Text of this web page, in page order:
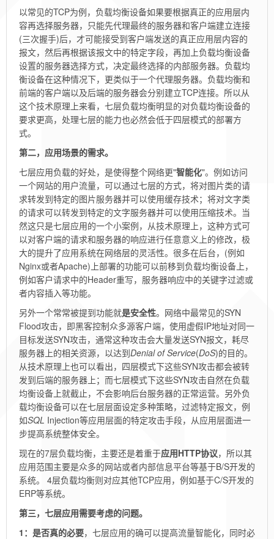
以常见的TCP为例，负载均衡设备如果要根据真正的应用层内
容再选择服务器，只能先代理最终的服务器和客户端建立连接
(三次握手)后，才可能接受到客户端发送的真正应用层内容的
报文，然后再根据该报文中的特定字段，再加上负载均衡设备
设置的服务器选择方式，决定最终选择的内部服务器。负载均
衡设备在这种情况下，更类似于一个代理服务器。负载均衡和
前端的客户端以及后端的服务器会分别建立TCP连接。所以从
这个技术原理上来看，七层负载均衡明显的对负载均衡设备的
要求更高，处理七层的能力也必然会低于四层模式的部署方
式。
第二，应用场景的需求。
七层应用负载的好处，是使得整个网络更"智能化"。例如访问
一个网站的用户流量，可以通过七层的方式，将对图片类的请
求转发到特定的图片服务器并可以使用缓存技术；将对文字类
的请求可以转发到特定的文字服务器并可以使用压缩技术。当
然这只是七层应用的一个小案例，从技术原理上，这种方式可
以对客户端的请求和服务器的响应进行任意意义上的修改，极
大的提升了应用系统在网络层的灵活性。很多在后台，(例如
Nginx或者Apache)上部署的功能可以前移到负载均衡设备上，
例如客户请求中的Header重写，服务器响应中的关键字过滤或
者内容插入等功能。
另外一个常常被提到功能就是安全性。网络中最常见的SYN
Flood攻击，即黑客控制众多源客户端，使用虚假IP地址对同一
目标发送SYN攻击，通常这种攻击会大量发送SYN报文，耗尽
服务器上的相关资源，以达到Denial of Service(DoS)的目的。
从技术原理上也可以看出，四层模式下这些SYN攻击都会被转
发到后端的服务器上；而七层模式下这些SYN攻击自然在负载
均衡设备上就截止，不会影响后台服务器的正常运营。另外负
载均衡设备可以在七层层面设定多种策略，过滤特定报文，例
如SQL Injection等应用层面的特定攻击手段，从应用层面进一
步提高系统整体安全。
现在的7层负载均衡，主要还是着重于应用HTTP协议，所以其
应用范围主要是众多的网站或者内部信息平台等基于B/S开发的
系统。 4层负载均衡则对应其他TCP应用，例如基于C/S开发的
ERP等系统。
第三，七层应用需要考虑的问题。
1：是否真的必要，七层应用的确可以提高流量智能化，同时必